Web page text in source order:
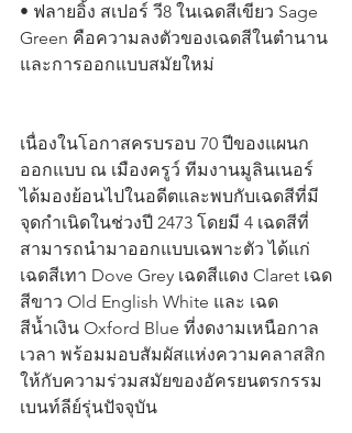
• ฟลายอิ้ง สเปอร์ วี8 ในเฉดสีเขียว Sage
Green คือความลงตัวของเฉดสีในตำนาน
และการออกแบบสมัยใหม่
เนื่องในโอกาสครบรอบ 70 ปีของแผนก
ออกแบบ ณ เมืองครูว์ ทีมงานมูลินเนอร์
ได้มองย้อนไปในอดีตและพบกับเฉดสีที่มี
จุดกำเนิดในช่วงปี 2473 โดยมี 4 เฉดสีที่
สามารถนำมาออกแบบเฉพาะตัว ได้แก่
เฉดสีเทา Dove Grey เฉดสีแดง Claret เฉด
สีขาว Old English White และ เฉด
สีน้ำเงิน Oxford Blue ที่งดงามเหนือกาล
เวลา พร้อมมอบสัมผัสแห่งความคลาสสิก
ให้กับความร่วมสมัยของอัครยนตรกรรม
เบนท์ลีย์รุ่นปัจจุบัน